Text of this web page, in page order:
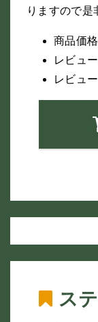
りますので是
商品価
レビュ
レビュ
ス